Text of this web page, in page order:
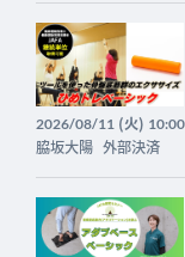
2026/08/11(火)
脇坂大陽 外部決済